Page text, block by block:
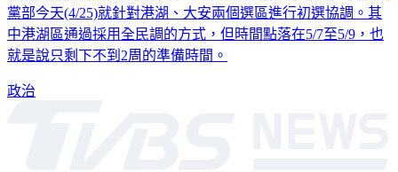
黨部今天(4/25)就針對港湖、大安兩個選區進行初選協調。其
中港湖區通過採用全民調的方式，但時間點落在5/7至5/9，也
就是說只剩下不到2周的準備時間。
政治